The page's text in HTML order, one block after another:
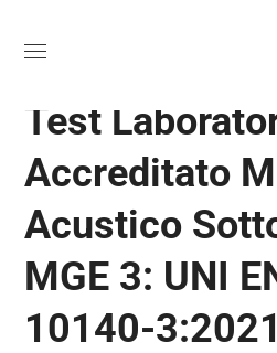
ROTOLI IN GOMMA ACUSTICA
Test
Accreditato
Acustico
MGE 3: UNI
10140-3:2021